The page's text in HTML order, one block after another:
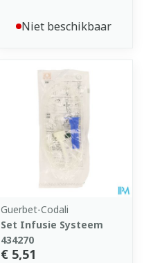
Niet beschikbaar
Guerbet-Codali
Set Infusie Systeem
434270
€ 5,51